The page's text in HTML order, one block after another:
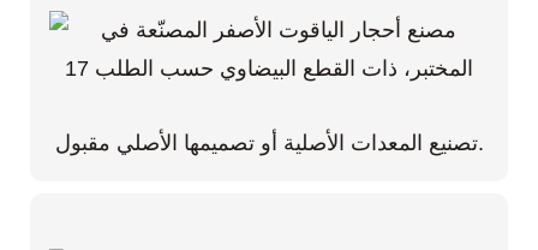
تصنيع المعدات الأصلية أو تصميمها الأصلي مقبول.